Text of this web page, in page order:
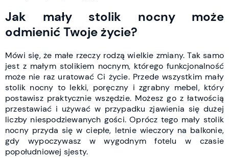
Jak mały stolik nocny może
odmienić Twoje życie?
Mówi się, że małe rzeczy rodzą wielkie zmiany. Tak samo
jest z małym stolikiem nocnym, którego funkcjonalność
może nie raz uratować Ci życie. Przede wszystkim mały
stolik nocny to lekki, poręczny i zgrabny mebel, który
postawisz praktycznie wszędzie. Możesz go z łatwością
przestawiać i używać w przypadku zjawienia się dużej
liczby niespodziewanych gości. Oprócz tego mały stolik
nocny przyda się w ciepłe, letnie wieczory na balkonie,
gdy wypoczywasz w wygodnym fotelu w czasie
popołudniowej sjesty.